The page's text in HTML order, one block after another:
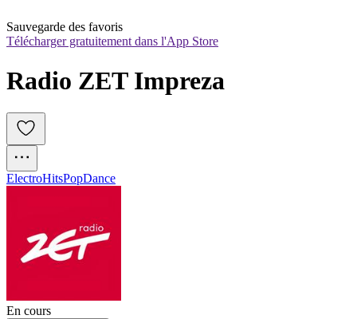
Sauvegarde des favoris
Télécharger gratuitement dans l'App Store
Radio ZET Impreza
ElectroHitsPopDance
En cours